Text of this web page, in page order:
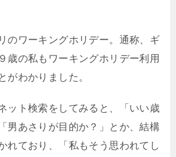
のワーキングホリデー。通称、ギ
歳の私もワーキングホリデー利用
がわかりました。
ット検索をしてみると、「いい歳
男あさりが目的か？」とか、結構
れており、「私もそう思われてし